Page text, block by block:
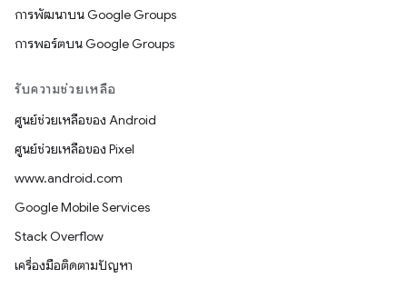
การพัฒนาบน Google Groups
การพอร์ตบน Google Groups
รับความช่วยเหลือ
ศูนย์ช่วยเหลือของ Android
ศูนย์ช่วยเหลือของ Pixel
www.android.com
Google Mobile Services
Stack Overflow
เครื่องมือติดตามปัญหา